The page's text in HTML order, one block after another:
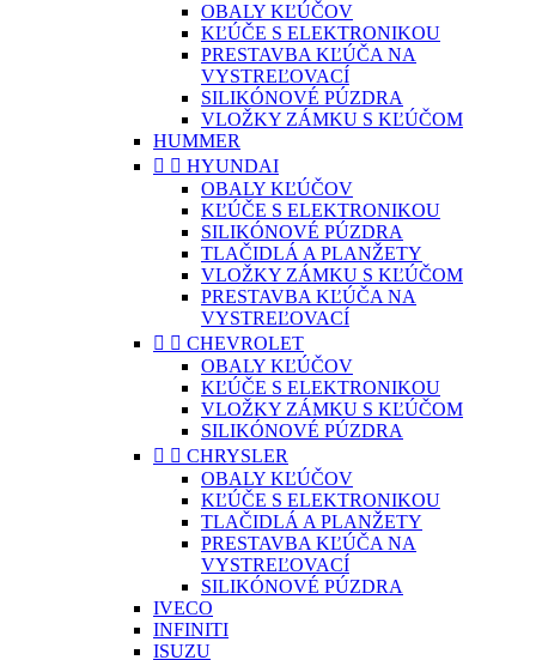
OBALY KĽÚČOV
KĽÚČE S ELEKTRONIKOU
PRESTAVBA KĽÚČA NA
VYSTREĽOVACÍ
SILIKÓNOVÉ PÚZDRA
VLOŽKY ZÁMKU S KĽÚČOM
HUMMER
  HYUNDAI
OBALY KĽÚČOV
KĽÚČE S ELEKTRONIKOU
SILIKÓNOVÉ PÚZDRA
TLAČIDLÁ A PLANŽETY
VLOŽKY ZÁMKU S KĽÚČOM
PRESTAVBA KĽÚČA NA
VYSTREĽOVACÍ
  CHEVROLET
OBALY KĽÚČOV
KĽÚČE S ELEKTRONIKOU
VLOŽKY ZÁMKU S KĽÚČOM
SILIKÓNOVÉ PÚZDRA
  CHRYSLER
OBALY KĽÚČOV
KĽÚČE S ELEKTRONIKOU
TLAČIDLÁ A PLANŽETY
PRESTAVBA KĽÚČA NA
VYSTREĽOVACÍ
SILIKÓNOVÉ PÚZDRA
IVECO
INFINITI
ISUZU